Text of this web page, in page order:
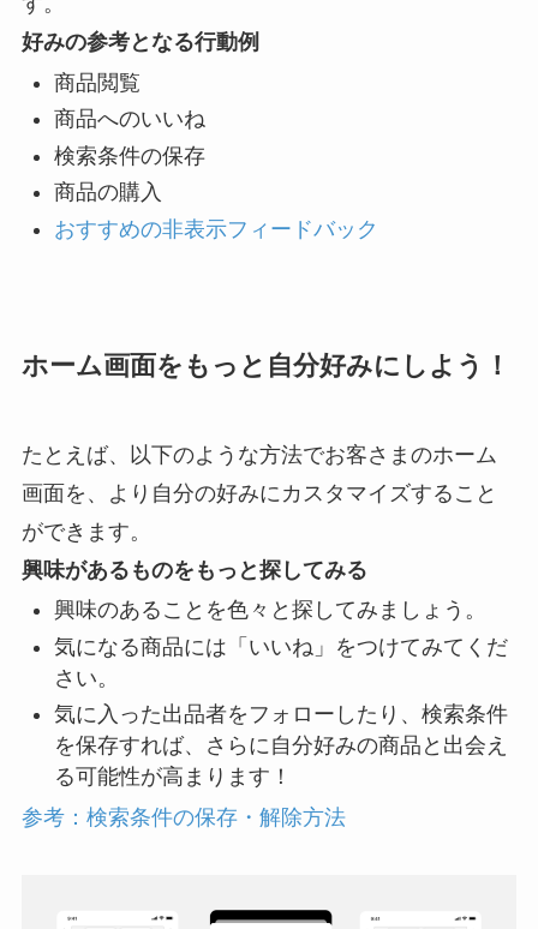
好みの参考となる行動例
商品閲覧
商品へのいいね
検索条件の保存
商品の購入
おすすめの非表示フィードバック
ホーム画面をもっと自分好みにしよう！
たとえば、以下のような方法でお客さまのホーム
画面を、より自分の好みにカスタマイズすること
ができます。
興味があるものをもっと探してみる
興味のあることを色々と探してみましょう。
気になる商品には「いいね」をつけてみてくだ
さい。
気に入った出品者をフォローしたり、検索条件
を保存すれば、さらに自分好みの商品と出会え
る可能性が高まります！
参考：検索条件の保存・解除方法